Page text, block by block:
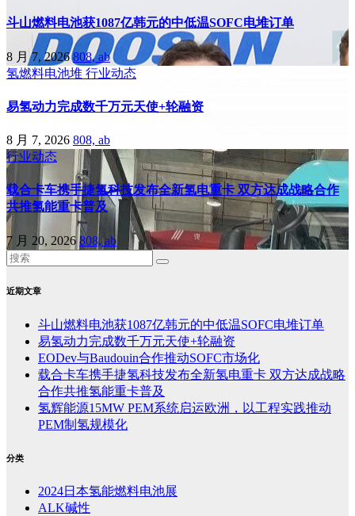
斗山燃料电池获1087亿韩元的中低温SOFC电堆订单
8 月 7, 2026808, ab
氢燃料电池堆 行业动态
易氢动力完成数千万元天使+轮融资
8 月 7, 2026 808, ab
行业动态
载合卡车携手捷氢科技发布全新氢电重卡 双方达成战略合作
共推氢能重卡普及
7 月 20, 2026808, ab
近期文章
斗山燃料电池获1087亿韩元的中低温SOFC电堆订单
易氢动力完成数千万元天使+轮融资
EODev与Baudouin合作推动SOFC市场化
载合卡车携手捷氢科技发布全新氢电重卡 双方达成战略
合作共推氢能重卡普及
氢辉能源15MW PEM系统启运欧洲，以工程实践推动
PEM制氢规模化
分类
2024日本氢能燃料电池展
ALK碱性